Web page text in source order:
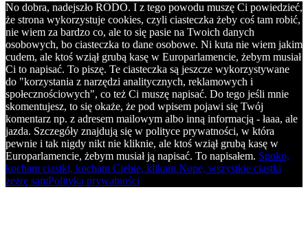
No dobra, nadejszło RODO. I z tego powodu muszę Ci powiedzieć,
że strona wykorzystuje cookies, czyli ciasteczka żeby coś tam robić,
nie wiem za bardzo co, ale to się pasie na Twoich danych
osobowych, bo ciasteczka to dane osobowe. Ni kuta nie wiem jakim
cudem, ale ktoś wziął grubą kasę w Europarlamencie, żebym musiał
Ci to napisać. To piszę. Te ciasteczka są jeszcze wykorzystywane
do "korzystania z narzędzi analitycznych, reklamowych i
społecznościowych", co też Ci muszę napisać. Do tego jeśli mnie
skomentujesz, to się okaże, że pod wpisem pojawi się Twój
komentarz np. z adresem mailowym albo inną informacją - łaaa, ale
jazda. Szczegóły znajdują się w polityce prywatności, w która
pewnie i tak nigdy nikt nie kliknie, ale ktoś wziął grubą kasę w
Europarlamencie, żebym musiał ją napisać. To napisałem. Spoko,
kocham ciastki, kocham Ciebie, klikam.Nope, wszystkie ciastki
zeżrę samPolityka prywatności